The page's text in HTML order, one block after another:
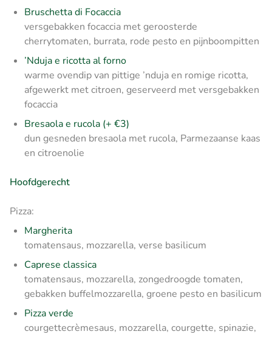
Bruschetta di Focaccia
versgebakken focaccia met geroosterde
cherrytomaten, burrata, rode pesto en pijnboompitten
’Nduja e ricotta al forno
warme ovendip van pittige ’nduja en romige ricotta,
afgewerkt met citroen, geserveerd met versgebakken
focaccia
Bresaola e rucola (+ €3)
dun gesneden bresaola met rucola, Parmezaanse kaas
en citroenolie
Hoofdgerecht
Pizza:
Margherita
tomatensaus, mozzarella, verse basilicum
Caprese classica
tomatensaus, mozzarella, zongedroogde tomaten,
gebakken buffelmozzarella, groene pesto en basilicum
Pizza verde
courgettecrèmesaus, mozzarella, courgette, spinazie,